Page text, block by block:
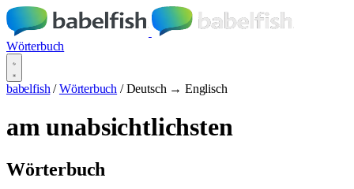
Wörterbuch
babelfish / Wörterbuch / Deutsch → Englisch
am unabsichtlichsten
Wörterbuch